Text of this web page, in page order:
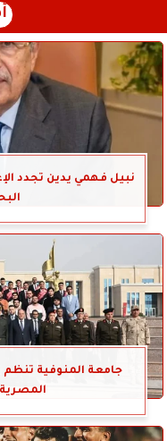
نبيل فهمي يدين تجدد
جامعة المنوفية تنظم